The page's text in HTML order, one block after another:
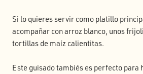
Si lo quieres servir como platillo
acompañar con arroz blanco, unos
tortillas de maíz calientitas.
Este guisado tambiés es perfecto para